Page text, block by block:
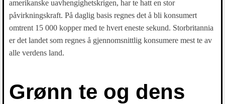
amerikanske uavhengighetskrigen, har te hatt en stor
påvirkningskraft. På daglig basis regnes det å bli konsumert
omtrent 15 000 kopper med te hvert eneste sekund. Storbritannia
er det landet som regnes å gjennomsnittlig konsumere mest te av
alle verdens land.
Grønn te og dens